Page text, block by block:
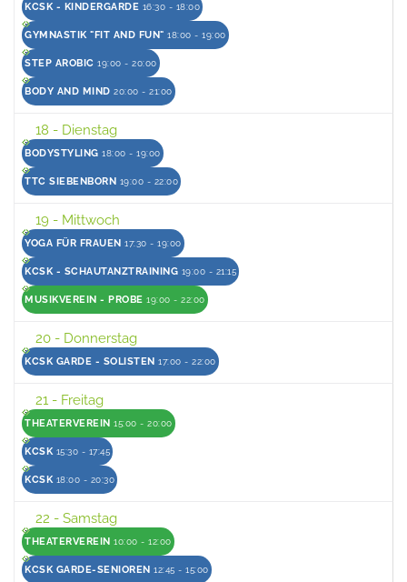
KCSK - KINDERGARDE 16:30 - 18:00
GYMNASTIK "FIT AND FUN" 18:00 - 19:00
STEP AROBIC 19:00 - 20:00
BODY AND MIND 20:00 - 21:00
18 - Dienstag
BODYSTYLING 18:00 - 19:00
TTC SIEBENBORN 19:00 - 22:00
19 - Mittwoch
YOGA FÜR FRAUEN 17:30 - 19:00
KCSK - SCHAUTANZTRAINING 19:00 - 21:15
MUSIKVEREIN - PROBE 19:00 - 22:00
20 - Donnerstag
KCSK GARDE - SOLISTEN 17:00 - 22:00
21 - Freitag
THEATERVEREIN 15:00 - 20:00
KCSK 15:30 - 17:45
KCSK 18:00 - 20:30
22 - Samstag
THEATERVEREIN 10:00 - 12:00
KCSK GARDE-SENIOREN 12:45 - 15:00